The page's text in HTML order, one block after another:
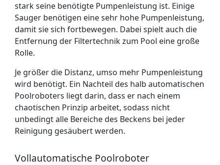
stark seine benötigte Pumpenleistung ist. Einige
Sauger benötigen eine sehr hohe Pumpenleistung,
damit sie sich fortbewegen. Dabei spielt auch die
Entfernung der Filtertechnik zum Pool eine große
Rolle.
Je größer die Distanz, umso mehr Pumpenleistung
wird benötigt. Ein Nachteil des halb automatischen
Poolroboters liegt darin, dass er nach einem
chaotischen Prinzip arbeitet, sodass nicht
unbedingt alle Bereiche des Beckens bei jeder
Reinigung gesäubert werden.
Vollautomatische Poolroboter